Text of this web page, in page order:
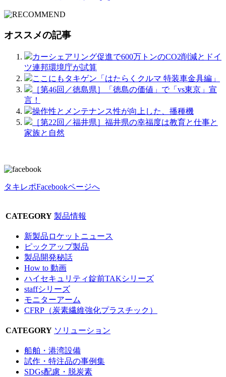
オススメの記事
カーシェアリング促進で600万トンのCO2削減とドイ
ツ連邦環境庁が試算
ここにもタキゲン「はたらくクルマ 特装車金具編」
［第46回／徳島県］「徳島の価値」で「vs東京」宣
言！
操作性とメンテナンス性が向上した、播種機
［第22回／福井県］福井県の幸福度は教育と仕事と
家族と自然
タキレポFacebookページへ
CATEGORY 製品情報
新製品ロケットニュース
ピックアップ製品
製品開発秘話
How to 動画
ハイセキュリティ錠前TAKシリーズ
staffシリーズ
モニターアーム
CFRP（炭素繊維強化プラスチック）
CATEGORY ソリューション
船舶・港湾設備
試作・特注品の事例集
SDGs配慮・脱炭素